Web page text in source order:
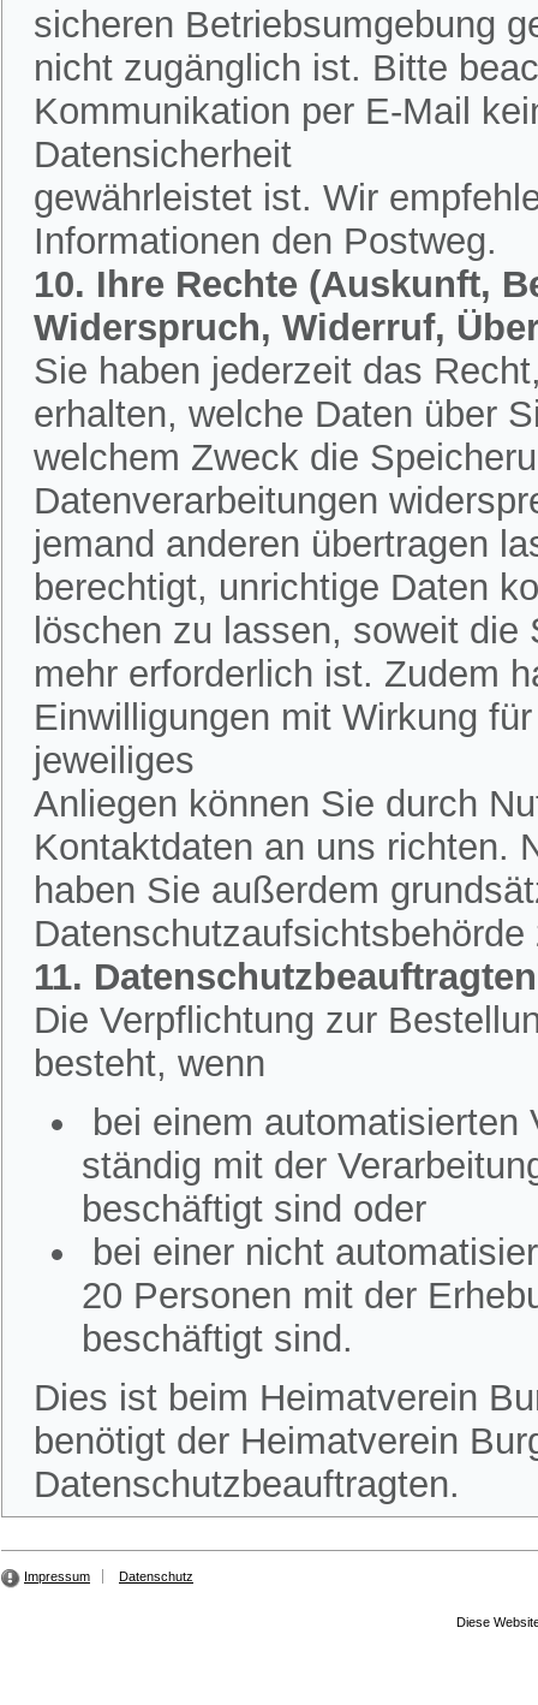
sicheren Betriebsumgebung
nicht zugänglich ist. Bitte
Kommunikation per E-Mail
Datensicherheit
gewährleistet ist. Wir
Informationen den Postweg.
10. Ihre Rechte (Auskunft,
Widerspruch, Widerruf,
Sie haben jederzeit das
erhalten, welche Daten über
welchem Zweck die
Datenverarbeitungen
jemand anderen übertragen
berechtigt, unrichtige Daten
löschen zu lassen, soweit
mehr erforderlich ist. Zudem
Einwilligungen mit Wirkung
jeweiliges
Anliegen können Sie durch
Kontaktdaten an uns richten.
haben Sie außerdem
11. Datenschutzbeauftragten
Die Verpflichtung zur
besteht, wenn
bei einem
ständig mit der
beschäftigt sind oder
bei einer nicht
20 Personen mit der
beschäftigt sind.
Dies ist beim Heimatverein
benötigt der Heimatverein
Datenschutzbeauftragten.
Impressum Datenschutz
Diese